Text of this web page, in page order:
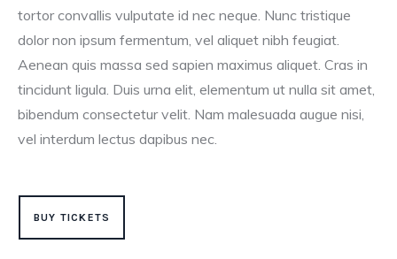
tortor convallis vulputate id nec neque. Nunc tristique
dolor non ipsum fermentum, vel aliquet nibh feugiat.
Aenean quis massa sed sapien maximus aliquet. Cras in
tincidunt ligula. Duis urna elit, elementum ut nulla sit amet,
bibendum consectetur velit. Nam malesuada augue nisi,
vel interdum lectus dapibus nec.
BUY TICKETS